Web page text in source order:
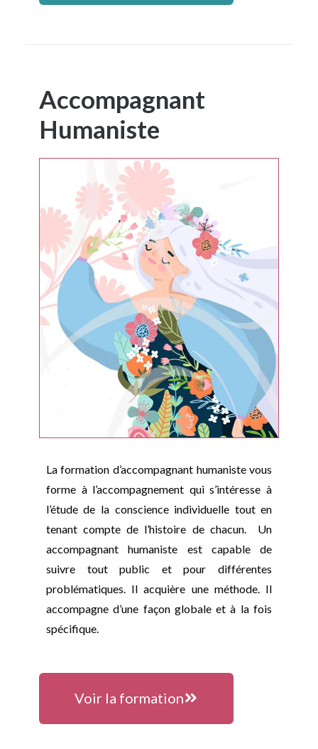
Accompagnant
Humaniste
La formation d’accompagnant humaniste vous
forme à l’accompagnement qui s’intéresse à
l’étude de la conscience individuelle tout en
tenant compte de l’histoire de chacun. Un
accompagnant humaniste est capable de
suivre tout public et pour différentes
problématiques. Il acquière une méthode. Il
accompagne d’une façon globale et à la fois
spécifique.
Voir la formation